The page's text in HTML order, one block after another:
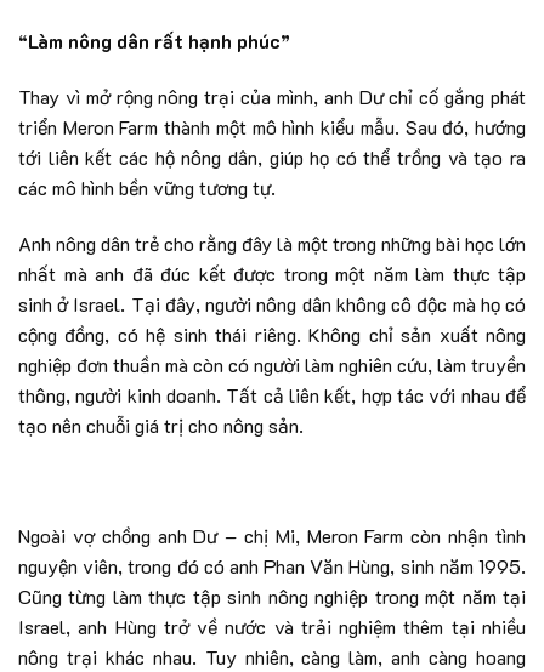
“Làm nông dân rất hạnh phúc”
Thay vì mở rộng nông trại của mình, anh Dư chỉ cố gắng phát
triển Meron Farm thành một mô hình kiểu mẫu. Sau đó, hướng
tới liên kết các hộ nông dân, giúp họ có thể trồng và tạo ra
các mô hình bền vững tương tự.
Anh nông dân trẻ cho rằng đây là một trong những bài học lớn
nhất mà anh đã đúc kết được trong một năm làm thực tập
sinh ở Israel. Tại đây, người nông dân không cô độc mà họ có
cộng đồng, có hệ sinh thái riêng. Không chỉ sản xuất nông
nghiệp đơn thuần mà còn có người làm nghiên cứu, làm truyền
thông, người kinh doanh. Tất cả liên kết, hợp tác với nhau để
tạo nên chuỗi giá trị cho nông sản.
Ngoài vợ chồng anh Dư – chị Mi, Meron Farm còn nhận tình
nguyện viên, trong đó có anh Phan Văn Hùng, sinh năm 1995.
Cũng từng làm thực tập sinh nông nghiệp trong một năm tại
Israel, anh Hùng trở về nước và trải nghiệm thêm tại nhiều
nông trại khác nhau. Tuy nhiên, càng làm, anh càng hoang